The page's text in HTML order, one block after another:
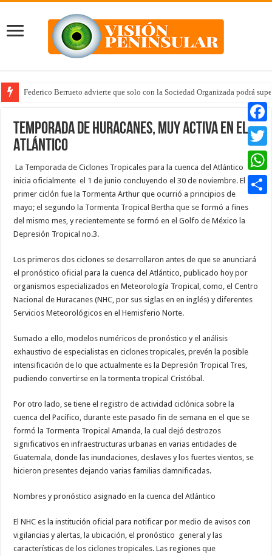
Federico Berrueto advierte que solo con la Sociedad Organizada podrá
Temporada de huracanes, muy activa en el
Atlántico
La Temporada de Ciclones Tropicales para la cuenca del Atlántico
inicia oficialmente el 1 de junio concluyendo el 30 de noviembre. El
primer ciclón fue la Tormenta Arthur que ocurrió a principios de
mayo; el segundo la Tormenta Tropical Bertha que se formó a fines
del mismo mes, y recientemente se formó en el Golfo de México la
Depresión Tropical no.3.
Los primeros dos ciclones se desarrollaron antes de que se anunciará
el pronóstico oficial para la cuenca del Atlántico, publicado hoy por
organismos especializados en Meteorología Tropical, como, el Centro
Nacional de Huracanes (NHC, por sus siglas en en inglés) y diferentes
Servicios Meteorológicos en el Hemisferio Norte.
Sumado a ello, modelos numéricos de pronóstico y el análisis
exhaustivo de especialistas en ciclones tropicales, prevén la posible
intensificación de lo que actualmente es la Depresión Tropical Tres,
pudiendo convertirse en la tormenta tropical Cristóbal.
Por otro lado, se tiene el registro de actividad ciclónica sobre la
cuenca del Pacífico, durante este pasado fin de semana en el que se
formó la Tormenta Tropical Amanda, la cual dejó destrozos
significativos en infraestructuras urbanas en varias entidades de
Guatemala, donde las inundaciones, deslaves y los fuertes vientos, se
hicieron presentes dejando varias familias damnificadas.
Nombres y pronóstico asignado en la cuenca del Atlántico
El NHC es la institución oficial para notificar por medio de avisos con
vigilancias y alertas, la ubicación, el pronóstico general y las
características de los ciclones tropicales. Las regiones que
Twitter